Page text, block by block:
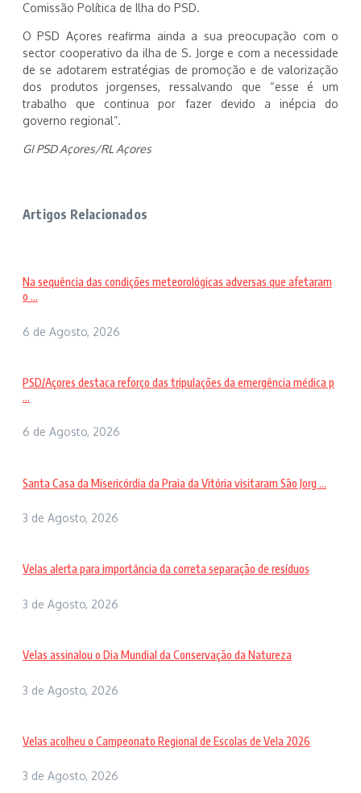
Comissão Política de Ilha do PSD.
O PSD Açores reafirma ainda a sua preocupação com o
sector cooperativo da ilha de S. Jorge e com a necessidade
de se adotarem estratégias de promoção e de valorização
dos produtos jorgenses, ressalvando que “esse é um
trabalho que continua por fazer devido a inépcia do
governo regional”.
GI PSD Açores/RL Açores
Artigos Relacionados
Na sequência das condições meteorológicas adversas que afetaram
o ...
6 de Agosto, 2026
PSD/Açores destaca reforço das tripulações da emergência médica p
...
6 de Agosto, 2026
Santa Casa da Misericórdia da Praia da Vitória visitaram São Jorg ...
3 de Agosto, 2026
Velas alerta para importância da correta separação de resíduos
3 de Agosto, 2026
Velas assinalou o Dia Mundial da Conservação da Natureza
3 de Agosto, 2026
Velas acolheu o Campeonato Regional de Escolas de Vela 2026
3 de Agosto, 2026